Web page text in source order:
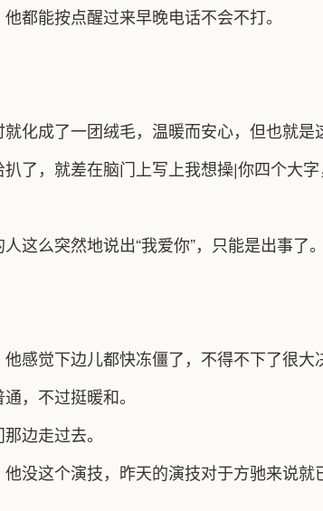
都能按点醒过来早晚电话不会不打。
化成了一团绒毛，温暖而安心，但也就是
了，就差在脑门上写上我想操|你四个大
这么突然地说出“我爱你”，只能是出事了。
感觉下边儿都快冻僵了，不得不下了很大
，不过挺暖和。
边走过去。
没这个演技，昨天的演技对于方驰来说就